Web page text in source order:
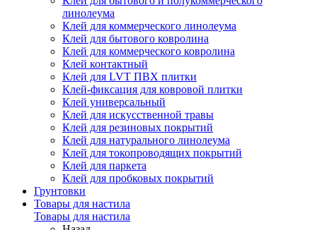
линолеума
Клей для коммерческого линолеума
Клей для бытового ковролина
Клей для коммерческого ковролина
Клей контактный
Клей для LVT ПВХ плитки
Клей-фиксация для ковровой плитки
Клей универсальный
Клей для искусственной травы
Клей для резиновых покрытий
Клей для натурального линолеума
Клей для токопроводящих покрытий
Клей для паркета
Клей для пробковых покрытий
Грунтовки
Товары для настила
Товары для настила